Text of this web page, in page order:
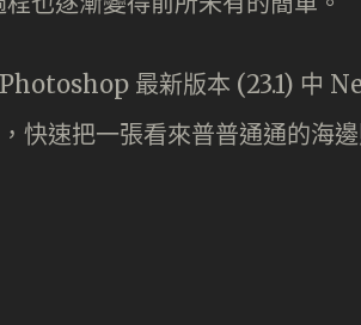
最新版本 (23.1) 中
速把一張看來普普通通的海